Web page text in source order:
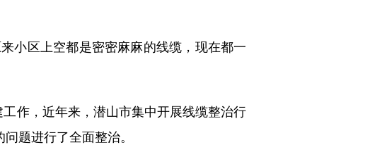
小区上空都是密密麻麻的线缆，现在都一
作，近年来，潜山市集中开展线缆整治行
题进行了全面整治。